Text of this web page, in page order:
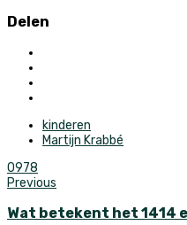
Delen
kinderen
Martijn Krabbé
0978
Previous
Wat betekent het 1414